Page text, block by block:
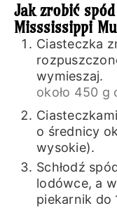
Jak zrobić
Misssissippi
Ciasteczka
wymieszaj.
około 450 g
o średnicy
wysokie).
Schłodź
lodówce, a
piekarnik do